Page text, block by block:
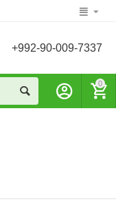
+992-90-009-7337
0